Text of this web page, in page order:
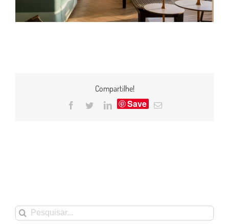
Compartilhe!
Facebook
TwitterLinkedIn
Save
E-
Buscar
resultados